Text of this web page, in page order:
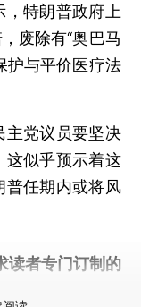
特朗普政府上
废除有“奥巴马
护与平价医疗法
主党议员要坚决
这似乎预示着这
普任期内或将风
读者专门订制的